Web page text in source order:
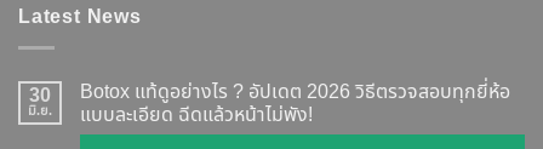
Latest News
30
มิ.ย.
Botox แท้ดูอย่างไร ? อัปเดต 2026 วิธีตรวจสอบทุกยี่ห้อ
แบบละเอียด ฉีดแล้วหน้าไม่พัง!